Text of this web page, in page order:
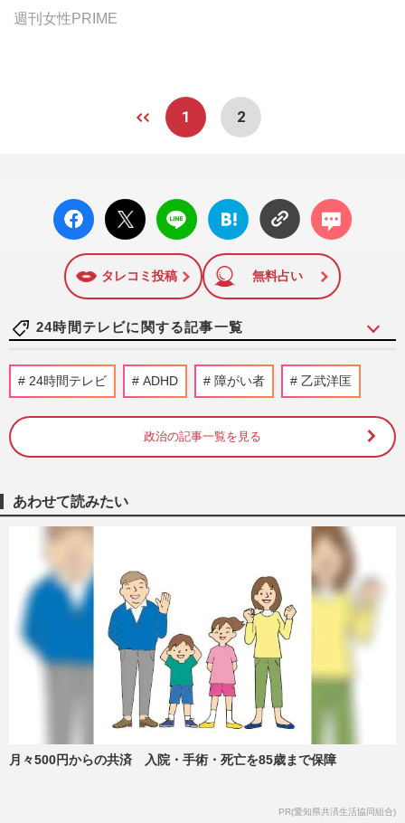
週刊女性PRIME
1 2
facebo
ok い
X ポス
ト
LINE
はてな
ブック
に追加
コメン
ト
タレコミ投稿 無料占い
24時間テレビに関する記事一覧
SixTONES『24時間テレビ』着用コナンT
シャツの“カラー変更”が続き「どれを買え
週刊女性PRIME 2026/7/23
金発表に「寝言は寝て言え」着服事件で疑
われる“募金が増えた仕組…
2026/7/15
星野真里、難病の娘の思いを胸に『24時間
テレビ』ランナー決定も「ただでさえ大変
なお母さんに…」酷暑の企…
週刊女性PRIME 2026/6/22
日テレ『24時間テレビ』チャリTシャツに
『名探偵コナン』デザインも「コナンに頼
りすぎ」2年連続起用も拭え…
週刊女性PRIME
日テレ『24時間テレビ』総合司会にウッチ
24時間テレビ ADHD 障がい者 乙武洋匡
政治の記事一覧を見る
あわせて読みたい
月々500円からの共済 入院・手術・死亡を85歳まで保障
PR(愛知県共済生活協同組合)